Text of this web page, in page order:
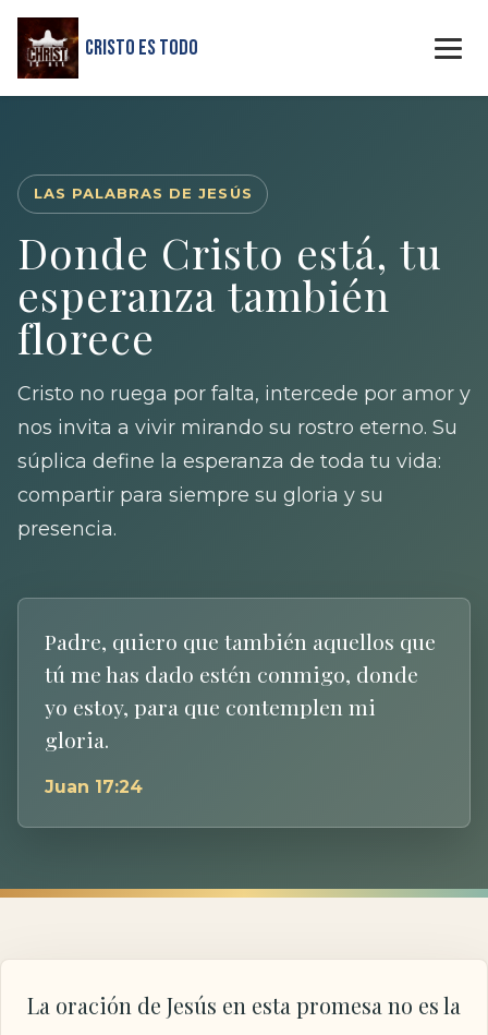
Cristo Es Todo
LAS PALABRAS DE JESÚS
Donde Cristo está, tu
esperanza también
florece
Cristo no ruega por falta, intercede por amor y
nos invita a vivir mirando su rostro eterno. Su
súplica define la esperanza de toda tu vida:
compartir para siempre su gloria y su
presencia.
Padre, quiero que también aquellos que
tú me has dado estén conmigo, donde
yo estoy, para que contemplen mi
gloria.
Juan 17:24
La oración de Jesús en esta promesa no es la